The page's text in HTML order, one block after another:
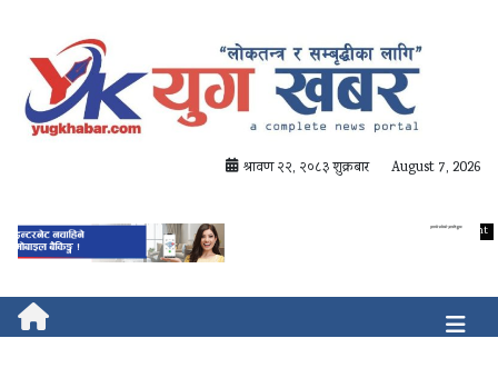
श्रावण २२, २०८३ शुक्रबार August 7, 2026